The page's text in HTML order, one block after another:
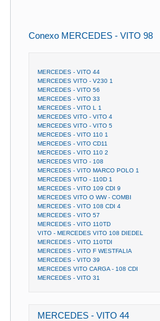
Conexo MERCEDES - VITO 98
MERCEDES - VITO 44
MERCEDES VITO - V230 1
MERCEDES - VITO 56
MERCEDES - VITO 33
MERCEDES - VITO L 1
MERCEDES VITO - VITO 4
MERCEDES VITO - VITO 5
MERCEDES - VITO 110 1
MERCEDES - VITO CD11
MERCEDES - VITO 110 2
MERCEDES VITO - 108
MERCEDES - VITO MARCO POLO 1
MERCEDES VITO - 110D 1
MERCEDES - VITO 109 CDI 9
MERCEDES VITO O WW - COMBI
MERCEDES - VITO 108 CDI 4
MERCEDES - VITO 57
MERCEDES - VITO 110TD
VITO - MERCEDES VITO 108 DIEDEL
MERCEDES - VITO 110TDI
MERCEDES - VITO F WESTFALIA
MERCEDES - VITO 39
MERCEDES VITO CARGA - 108 CDI
MERCEDES - VITO 31
MERCEDES - VITO 44